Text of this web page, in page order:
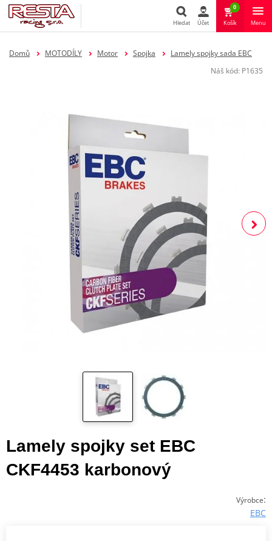
Hledat
Hledat Účet
0
Košík Menu
Domů MOTODÍLY Motor Spojka
Lamely spojky sada EBC
Náš kód: P1635
Lamely spojky set EBC
CKF4453 karbonový
Výrobce:
EBC